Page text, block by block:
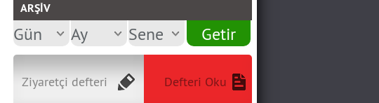
ARŞİV
Ziyaretçi defteri Defteri Oku